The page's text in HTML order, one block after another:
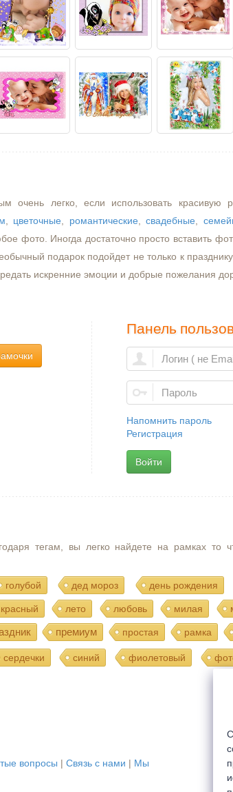
легко, если использовать красивую
цветочные романтические ,свадебные
фото. Иногда достаточно просто вставить
подарок подойдет не только к
искренние эмоции и добрые пожелания
Панель
Напомнить пароль
Регистрация
Войти
тегам, вы легко найдете на рамках то
голубой дед мороз день рождения
красный лето любовь милая
премиум простая рамка
сердечки синий фиолетовый
вопросы | Связь с нами | Мы